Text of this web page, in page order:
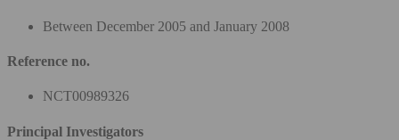
Between December 2005 and January 2008
Reference no.
NCT00989326
Principal Investigators